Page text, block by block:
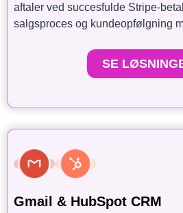
aftaler ved succesfulde Stripe-
salgsproces og kundeopfølgning
SE
Gmail & HubSpot CRM